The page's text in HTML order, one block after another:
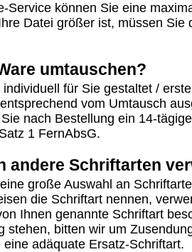
Service können Sie eine
Datei größer ist, müssen Sie
umtauschen?
für Sie gestaltet /
vom Umtausch
nach Bestellung ein 14-
1 FernAbsG.
andere Schriftarten
große Auswahl an
die Schriftart nennen,
Ihnen genannte Schriftart
stehen, bitten wir um
adäquate Ersatz-Schriftart.